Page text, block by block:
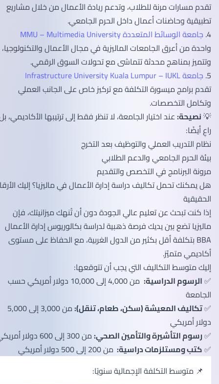
تقدم مسارات مرنة للطلاب، وتدعم ريادة الأعمال من خلال مشاريع
تطبيقية وحاضنات أعمال داخل الحرم الجامعي.
جامعة الوسائط المتعددة MMU – Multimedia University
واحدة من أعرق الجامعات الماليزية في مجال الأعمال والتكنولوجيا،
وتتميز بمناهج محدثة تتماشى مع تحولات السوق الرقمي.
جامعة Infrastructure University Kuala Lumpur – IUKL
تقدم برامج ميسورة التكلفة مع تركيز خاص على الجانب العملي
وتكامل التخصصات.
💡نصيحة:عند اختيار الجامعة، لا تنظر فقط إلى ترتيبها الأكاديمي، بل
راعِ أيضًا:
نظام التدريب العملي والتوظيف بعد التخرج
بيئة الحرم الجامعي والدعم الطلابي
مرونة البرنامج في التخصص والتقديم
هل يمكنك تحمل تكاليف دراسة إدارة الأعمال في ماليزيا؟ إليك الأرقام
الحقيقية
إذا كنت تبحث عن تعليم عالي الجودة دون أن تُنهك ميزانيتك، فإن
ماليزيا تضع بين يديك فرصة ذهبية لدراسة بكالوريوس إدارة الأعمال
BBA بتكلفة أقل بكثير من الدول الغربية، مع الحفاظ على مستوى
أكاديمي متميّز.
إليك متوسط التكاليف التي يجب أن تتوقعها:
✅الرسوم الدراسية:
من 4,000 إلى 10,000 دولار أمريكي حسب
الجامعة
✅تكاليف المعيشة (سكن، طعام، تنقل):
من 3,000 إلى 5,000
دولار أمريكي
✅رسوم التأشيرة والتأمين الصحي:من 300 إلى 600 دولار أمريكي
✅كتب ومستلزمات دراسية:من 200 إلى 500 دولار أمريكي
📌 متوسط التكلفة الإجمالية سنويًا: